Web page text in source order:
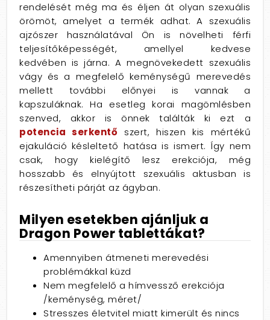
rendelését még ma és éljen át olyan szexuális
örömöt, amelyet a termék adhat. A szexuális
ajzószer használatával Ön is növelheti férfi
teljesítőképességét, amellyel kedvese
kedvében is járna. A megnövekedett szexuális
vágy és a megfelelő keménységű merevedés
mellett további előnyei is vannak a
kapszuláknak. Ha esetleg korai magömlésben
szenved, akkor is önnek találták ki ezt a
potencia serkentő szert, hiszen kis mértékű
ejakuláció késleltető hatása is ismert. Így nem
csak, hogy kielégítő lesz erekciója, még
hosszabb és elnyújtott szexuális aktusban is
részesítheti párját az ágyban.
Milyen esetekben ajánljuk a
Dragon Power tablettákat?
Amennyiben átmeneti merevedési
problémákkal küzd
Nem megfelelő a hímvessző erekciója
/keménység, méret/
Stresszes életvitel miatt kimerült és nincs